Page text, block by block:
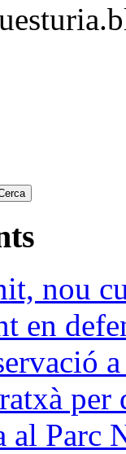
nou
en
per
al Parc